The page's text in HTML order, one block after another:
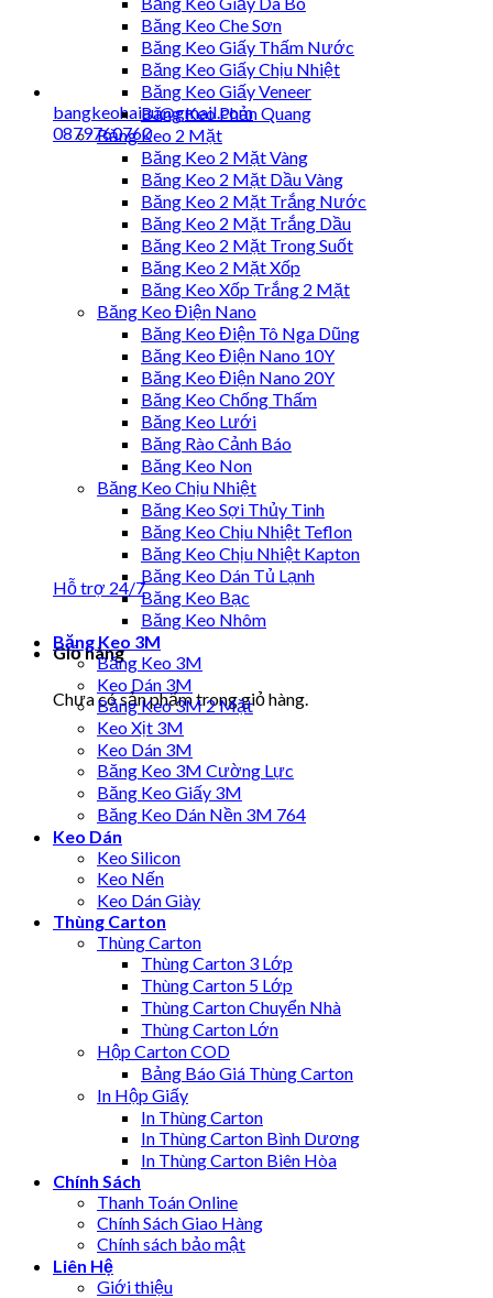
bangkeohaiau@gmail.com
0879760760
Hỗ trợ 24/7
Giỏ hàng
Chưa có sản phẩm trong giỏ hàng.
Băng Keo Che Sơn
Băng Keo Giấy Thấm Nước
Băng Keo Giấy Chịu Nhiệt
Băng Keo Giấy Veneer
Băng Keo Phản Quang
Băng Keo 2 Mặt
Băng Keo 2 Mặt Vàng
Băng Keo 2 Mặt Dầu Vàng
Băng Keo 2 Mặt Trắng Nước
Băng Keo 2 Mặt Trắng Dầu
Băng Keo 2 Mặt Trong Suốt
Băng Keo 2 Mặt Xốp
Băng Keo Xốp Trắng 2 Mặt
Băng Keo Điện Nano
Băng Keo Điện Tô Nga Dũng
Băng Keo Điện Nano 10Y
Băng Keo Điện Nano 20Y
Băng Keo Chống Thấm
Băng Keo Lưới
Băng Rào Cảnh Báo
Băng Keo Non
Băng Keo Chịu Nhiệt
Băng Keo Sợi Thủy Tinh
Băng Keo Chịu Nhiệt Teflon
Băng Keo Chịu Nhiệt Kapton
Băng Keo Dán Tủ Lạnh
Băng Keo Bạc
Băng Keo Nhôm
Băng Keo 3M
Băng Keo 3M
Keo Dán 3M
Băng Keo 3M 2 Mặt
Keo Xịt 3M
Keo Dán 3M
Băng Keo 3M Cường Lực
Băng Keo Giấy 3M
Băng Keo Dán Nền 3M 764
Keo Dán
Keo Silicon
Keo Nến
Keo Dán Giày
Thùng Carton
Thùng Carton
Thùng Carton 3 Lớp
Thùng Carton 5 Lớp
Thùng Carton Chuyển Nhà
Thùng Carton Lớn
Hộp Carton COD
Bảng Báo Giá Thùng Carton
In Hộp Giấy
In Thùng Carton
In Thùng Carton Bình Dương
In Thùng Carton Biên Hòa
Chính Sách
Thanh Toán Online
Chính Sách Giao Hàng
Chính sách bảo mật
Liên Hệ
Giới thiệu